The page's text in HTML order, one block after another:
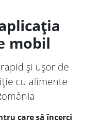
mobil
și ușor de
cu alimente
care să încerci